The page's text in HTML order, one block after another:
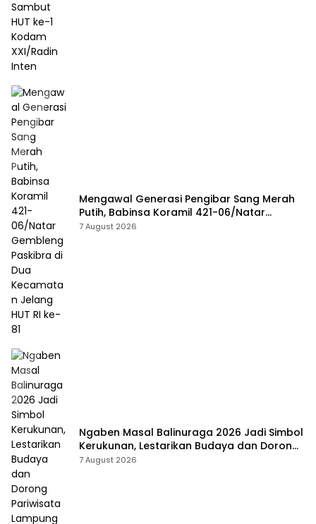
Mengawal Generasi Pengibar Sang Merah
Putih, Babinsa Koramil 421-06/Natar
Gembleng Paskibra di Dua Kecamatan
7 August 2026
Ngaben Masal Balinuraga 2026 Jadi Simbol
Kerukunan, Lestarikan Budaya dan Dorong
Pariwisata Lampung Selatan
7 August 2026